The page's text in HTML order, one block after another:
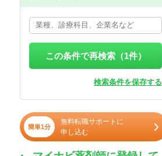
この条件で再検索（1件）
検索条件を保存する
簡単1分
無料転職サポートに
申し込む